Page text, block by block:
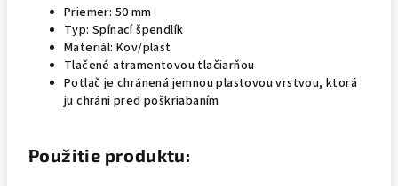
Priemer: 50 mm
Typ: Spínací špendlík
Materiál: Kov/plast
Tlačené atramentovou tlačiarňou
Potlač je chránená jemnou plastovou vrstvou, ktorá
ju chráni pred poškriabaním
Použitie produktu: